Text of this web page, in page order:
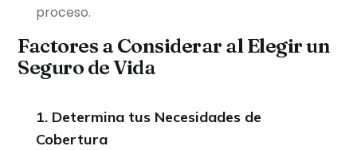
proceso.
Factores a Considerar al Elegir un
Seguro de Vida
1. Determina tus Necesidades de
Cobertura